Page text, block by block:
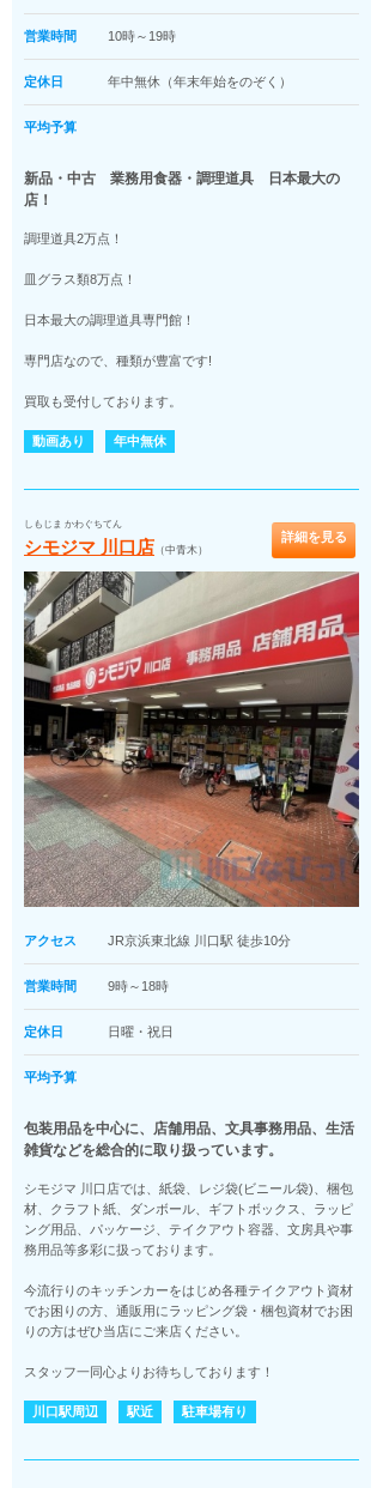
営業時間 10時～19時
定休日 年中無休（年末年始をのぞく）
平均予算
新品・中古 業務用食器・調理道具 日本最大の
店！
調理道具2万点！
皿グラス類8万点！
日本最大の調理道具専門館！
専門店なので、種類が豊富です!
買取も受付しております。
動画あり 年中無休
しもじま かわぐちてん
シモジマ 川口店 （中青木）
詳細を見る
アクセス JR京浜東北線 川口駅 徒歩10分
営業時間 9時～18時
定休日 日曜・祝日
平均予算
包装用品を中心に、店舗用品、文具事務用品、生活
雑貨などを総合的に取り扱っています。
シモジマ 川口店では、紙袋、レジ袋(ビニール袋)、梱包
材、クラフト紙、ダンボール、ギフトボックス、ラッピ
ング用品、パッケージ、テイクアウト容器、文房具や事
務用品等多彩に扱っております。
今流行りのキッチンカーをはじめ各種テイクアウト資材
でお困りの方、通販用にラッピング袋・梱包資材でお困
りの方はぜひ当店にご来店ください。
スタッフ一同心よりお待ちしております！
川口駅周辺 駅近 駐車場有り